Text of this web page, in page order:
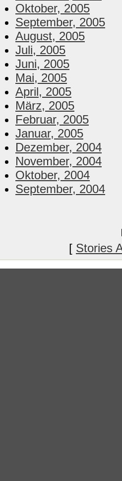
Oktober, 2005
September, 2005
August, 2005
Juli, 2005
Juni, 2005
Mai, 2005
April, 2005
März, 2005
Februar, 2005
Januar, 2005
Dezember, 2004
November, 2004
Oktober, 2004
September, 2004
[ Stories